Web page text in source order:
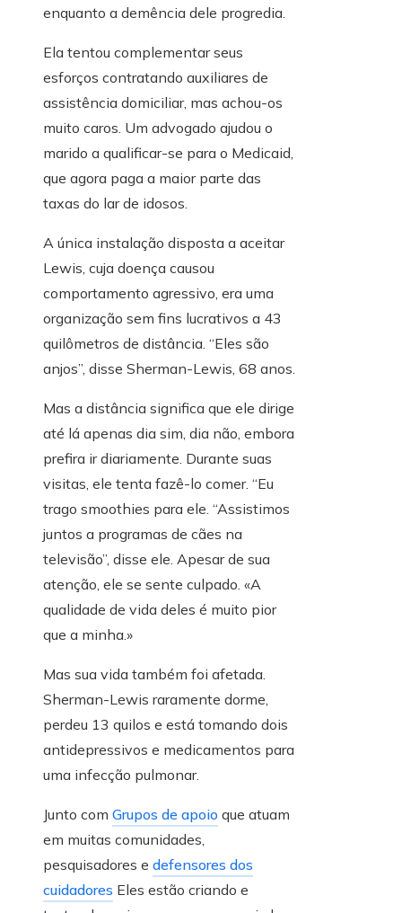
enquanto a demência dele progredia.
Ela tentou complementar seus
esforços contratando auxiliares de
assistência domiciliar, mas achou-os
muito caros. Um advogado ajudou o
marido a qualificar-se para o Medicaid,
que agora paga a maior parte das
taxas do lar de idosos.
A única instalação disposta a aceitar
Lewis, cuja doença causou
comportamento agressivo, era uma
organização sem fins lucrativos a 43
quilômetros de distância. “Eles são
anjos”, disse Sherman-Lewis, 68 anos.
Mas a distância significa que ele dirige
até lá apenas dia sim, dia não, embora
prefira ir diariamente. Durante suas
visitas, ele tenta fazê-lo comer. “Eu
trago smoothies para ele. “Assistimos
juntos a programas de cães na
televisão”, disse ele. Apesar de sua
atenção, ele se sente culpado. «A
qualidade de vida deles é muito pior
que a minha.»
Mas sua vida também foi afetada.
Sherman-Lewis raramente dorme,
perdeu 13 quilos e está tomando dois
antidepressivos e medicamentos para
uma infecção pulmonar.
Junto com Grupos de apoio que atuam
em muitas comunidades,
pesquisadores e defensores dos
cuidadores Eles estão criando e